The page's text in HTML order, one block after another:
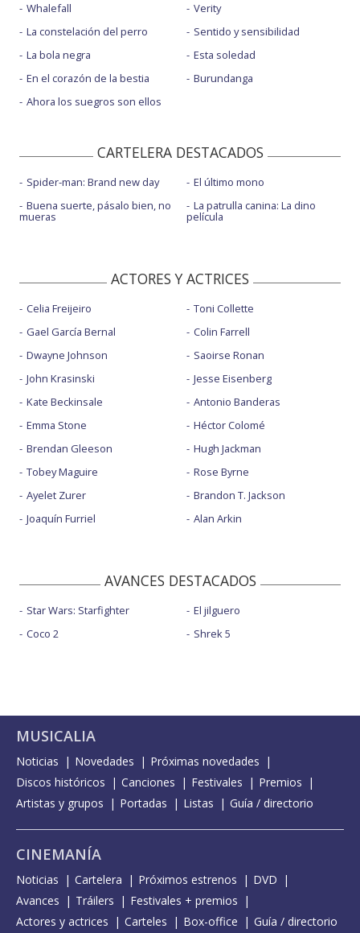
Whalefall
La constelación del perro
La bola negra
En el corazón de la bestia
Ahora los suegros son ellos
Verity
Sentido y sensibilidad
Esta soledad
Burundanga
CARTELERA DESTACADOS
Spider-man: Brand new day
Buena suerte, pásalo bien, no
mueras
El último mono
La patrulla canina: La dino
película
ACTORES Y ACTRICES
Celia Freijeiro
Gael García Bernal
Dwayne Johnson
John Krasinski
Kate Beckinsale
Emma Stone
Brendan Gleeson
Tobey Maguire
Ayelet Zurer
Joaquín Furriel
Toni Collette
Colin Farrell
Saoirse Ronan
Jesse Eisenberg
Antonio Banderas
Héctor Colomé
Hugh Jackman
Rose Byrne
Brandon T. Jackson
Alan Arkin
AVANCES DESTACADOS
Star Wars: Starfighter
Coco 2
El jilguero
Shrek 5
MUSICALIA
Noticias Novedades
Próximas novedades
Discos históricos
Canciones Festivales
Premios
Artistas y grupos
Portadas Listas Guía / directorio
CINEMANÍA
Noticias Cartelera Próximos estrenos
DVD
Avances
Tráilers
Festivales + premios
Actores y actrices
Carteles Box-office Guía / directorio